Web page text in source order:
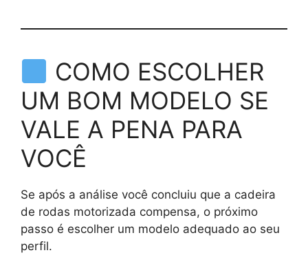
COMO ESCOLHER
UM BOM MODELO SE
VALE A PENA PARA
VOCÊ
Se após a análise você concluiu que a cadeira
de rodas motorizada compensa, o próximo
passo é escolher um modelo adequado ao seu
perfil.